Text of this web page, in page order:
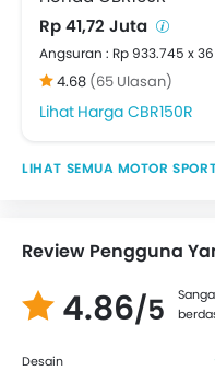
Rp 41,72 Juta
Angsuran : Rp 933.745 x 36
4.68 (65 Ulasan)
Harga CBR150R
MOTOR
Review Pengguna
4.86/5
Desain